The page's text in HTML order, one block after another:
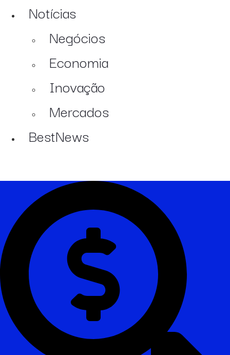
Notícias
Negócios
Economia
Inovação
Mercados
BestNews